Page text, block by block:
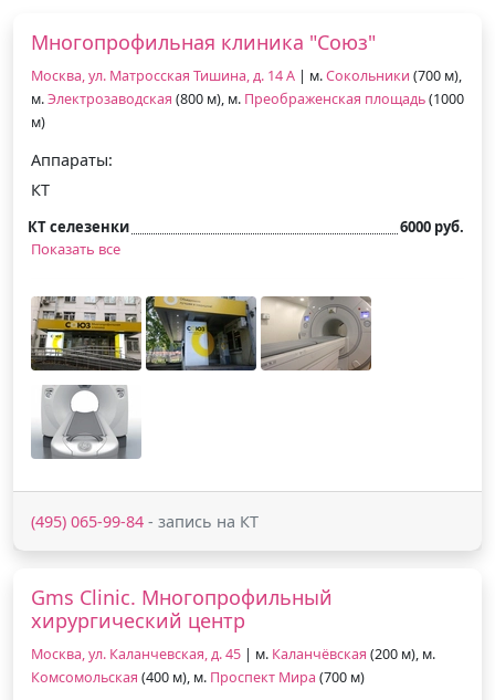
Многопрофильная клиника "Союз"
Москва, ул. Матросская Тишина, д. 14 А | м.Сокольники (700 м),
м.Электрозаводская (800 м), м. Преображенская площадь(1000
м)
Аппараты:
КТ
КТ селезенки
6000 руб.
Показать все
(495) 065-99-84 - запись на КТ
Gms Clinic. Многопрофильный
хирургический центр
Москва, ул. Каланчевская, д. 45 | м. Каланчёвская (200 м), м.
Комсомольская (400 м), м. Проспект Мира (700 м)